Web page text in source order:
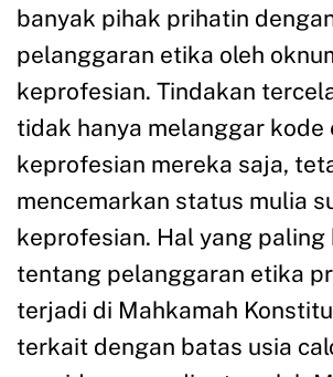
banyak pihak prihatin
pelanggaran etika oleh
keprofesian. Tindakan
tidak hanya melanggar kode
keprofesian mereka saja,
mencemarkan status mulia
keprofesian. Hal yang paling
tentang pelanggaran etika
terjadi di Mahkamah
terkait dengan batas usia